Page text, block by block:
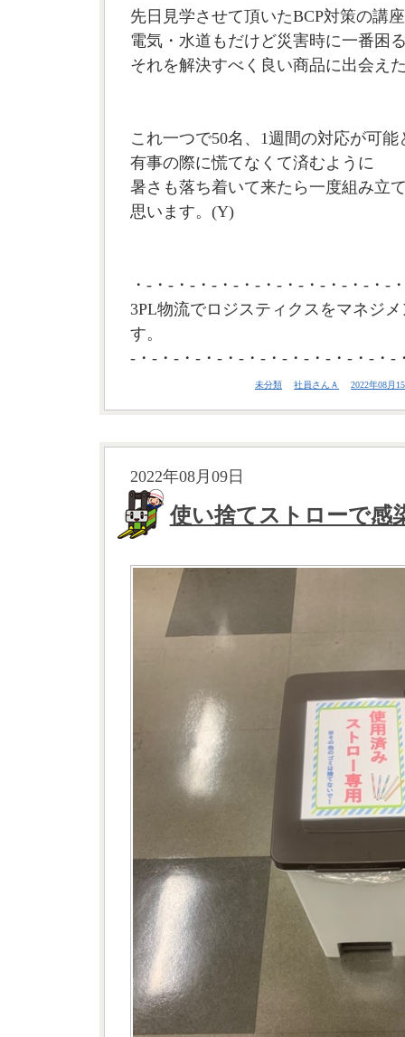
先日見学させて頂いたBCP対策の講
電気・水道もだけど災害時に一番困
それを解決すべく良い商品に出会え
これ一つで50名、1週間の対応が可能
有事の際に慌てなくて済むように
暑さも落ち着いて来たら一度組み立
思います。(Y)
・-・-・-・-・-・-・-・-・-・-・-・-
3PL物流でロジスティクスをマネジ
す。
-・-・-・-・-・-・-・-・-・-・-・-・-
未分類 社員さんＡ 2022年08月
2022年08月09日
使い捨てストローで感